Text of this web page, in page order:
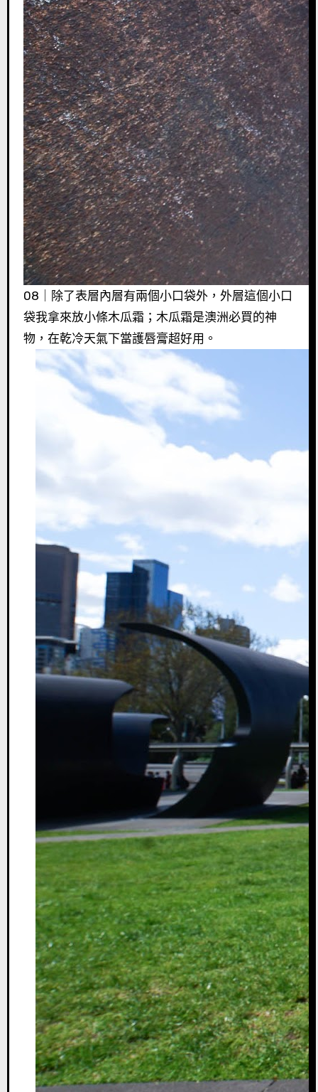
08｜除了表層內層有兩個小口袋外，外層這個小口
袋我拿來放小條木瓜霜；木瓜霜是澳洲必買的神
物，在乾冷天氣下當護唇膏超好用。